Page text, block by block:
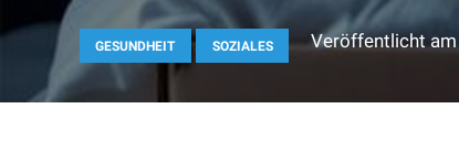
GESUNDHEIT SOZIALES Veröffentlicht am